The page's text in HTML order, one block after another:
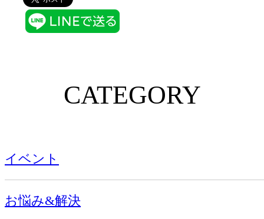
CATEGORY
イベント
お悩み&解決